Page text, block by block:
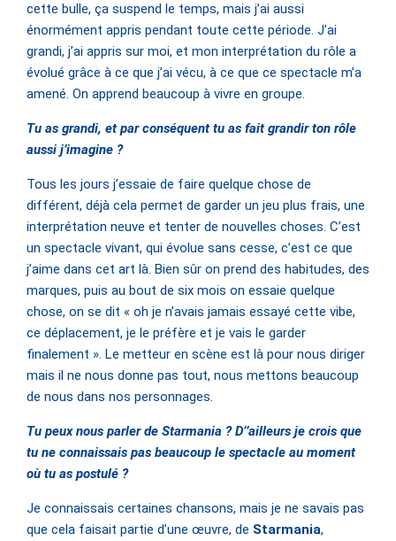
cette bulle, ça suspend le temps, mais j’ai aussi
énormément appris pendant toute cette période. J’ai
grandi, j’ai appris sur moi, et mon interprétation du rôle a
évolué grâce à ce que j’ai vécu, à ce que ce spectacle m’a
amené. On apprend beaucoup à vivre en groupe.
Tu as grandi, et par conséquent tu as fait grandir ton rôle
aussi j’imagine ?
Tous les jours j’essaie de faire quelque chose de
différent, déjà cela permet de garder un jeu plus frais, une
interprétation neuve et tenter de nouvelles choses. C’est
un spectacle vivant, qui évolue sans cesse, c’est ce que
j’aime dans cet art là. Bien sûr on prend des habitudes, des
marques, puis au bout de six mois on essaie quelque
chose, on se dit « oh je n’avais jamais essayé cette vibe,
ce déplacement, je le préfère et je vais le garder
finalement ». Le metteur en scène est là pour nous diriger
mais il ne nous donne pas tout, nous mettons beaucoup
de nous dans nos personnages.
Tu peux nous parler de Starmania ? D’’ailleurs je crois que
tu ne connaissais pas beaucoup le spectacle au moment
où tu as postulé ?
Je connaissais certaines chansons, mais je ne savais pas
que cela faisait partie d’une œuvre, de Starmania,